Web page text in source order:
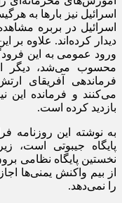
اسرائیل نیز بار‌ها به
اسرائیل در بربره
دیدار کرده‌اند. علاوه
ورود عمومی به این
محسوب می‌شد، دیگر
فرماندهی آفریقای
بازدید کرده است.
به نوشته این روزنامه
پایگاه جیبوتی است،
نخستین پایگاه نظامی
از بیم واکنش یمنی‌ها
را نمی‌دهد.